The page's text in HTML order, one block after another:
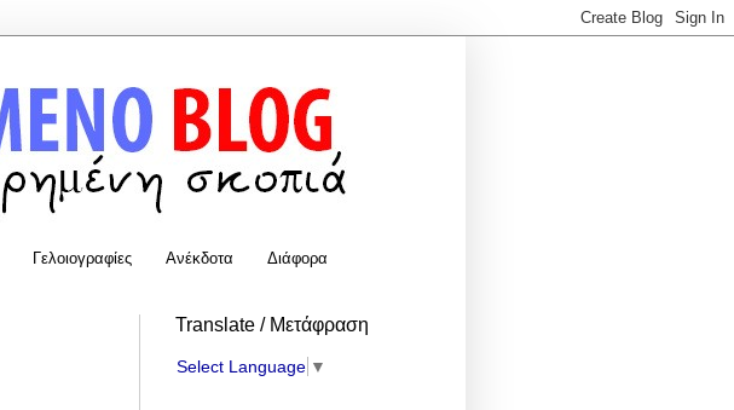
Γελοιογραφίες Ανέκδοτα Διάφορα
Translate / Μετάφραση
Select Language ▼